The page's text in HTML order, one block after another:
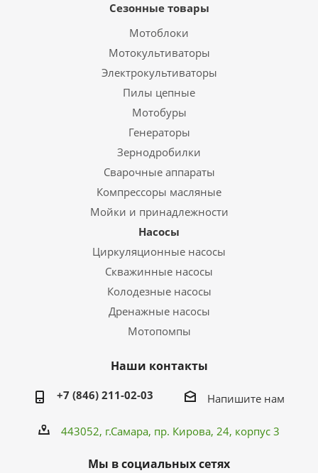
Сезонные товары
Мотоблоки
Мотокультиваторы
Электрокультиваторы
Пилы цепные
Мотобуры
Генераторы
Зернодробилки
Сварочные аппараты
Компрессоры масляные
Мойки и принадлежности
Насосы
Циркуляционные насосы
Скважинные насосы
Колодезные насосы
Дренажные насосы
Мотопомпы
Наши контакты
+7 (846) 211-02-03 Напишите нам
443052, г.Самара, пр. Кирова, 24, корпус 3
Мы в социальных сетях